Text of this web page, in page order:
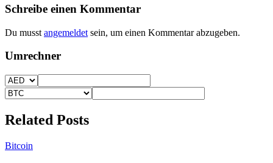
Schreibe einen Kommentar
Du musst angemeldet sein, um einen Kommentar abzugeben.
Umrechner
Related Posts
Bitcoin